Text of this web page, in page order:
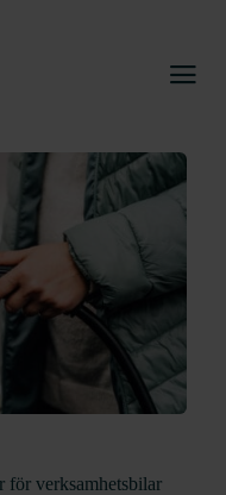
för verksamhetsbilar